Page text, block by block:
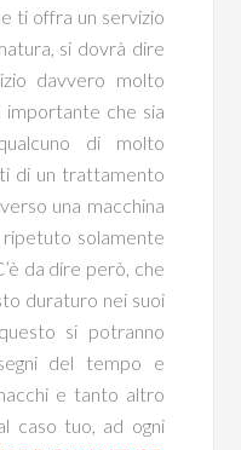
ti offra un servizio
si dovrà dire
davvero molto
che sia
di molto
di un trattamento
una macchina
solamente
da dire però, che
duraturo nei suoi
si potranno
del tempo e
e tanto altro
caso tuo, ad ogni